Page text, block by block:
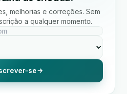
melhorias e correções. Sem
a qualquer momento.
se